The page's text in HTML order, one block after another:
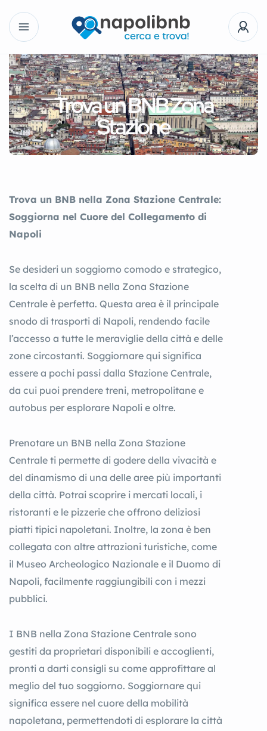
Trova un BNB Zona
Stazione
Trova un BNB nella Zona Stazione Centrale:
Soggiorna nel Cuore del Collegamento di
Napoli
Se desideri un soggiorno comodo e strategico,
la scelta di un BNB nella Zona Stazione
Centrale è perfetta. Questa area è il principale
snodo di trasporti di Napoli, rendendo facile
l’accesso a tutte le meraviglie della città e delle
zone circostanti. Soggiornare qui significa
essere a pochi passi dalla Stazione Centrale,
da cui puoi prendere treni, metropolitane e
autobus per esplorare Napoli e oltre.
Prenotare un BNB nella Zona Stazione
Centrale ti permette di godere della vivacità e
del dinamismo di una delle aree più importanti
della città. Potrai scoprire i mercati locali, i
ristoranti e le pizzerie che offrono deliziosi
piatti tipici napoletani. Inoltre, la zona è ben
collegata con altre attrazioni turistiche, come
il Museo Archeologico Nazionale e il Duomo di
Napoli, facilmente raggiungibili con i mezzi
pubblici.
I BNB nella Zona Stazione Centrale sono
gestiti da proprietari disponibili e accoglienti,
pronti a darti consigli su come approfittare al
meglio del tuo soggiorno. Soggiornare qui
significa essere nel cuore della mobilità
napoletana, permettendoti di esplorare la città